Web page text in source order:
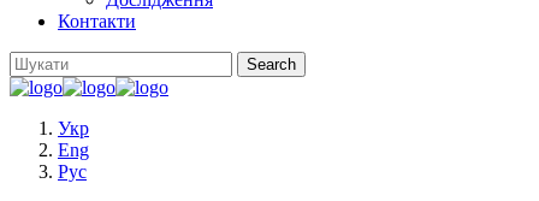
Контакти
Укр
Eng
Рус